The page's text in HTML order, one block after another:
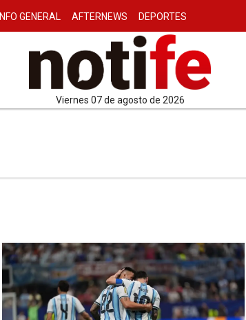
INFO GENERAL AFTERNEWS DEPORTES
viernes 07 de agosto de 2026